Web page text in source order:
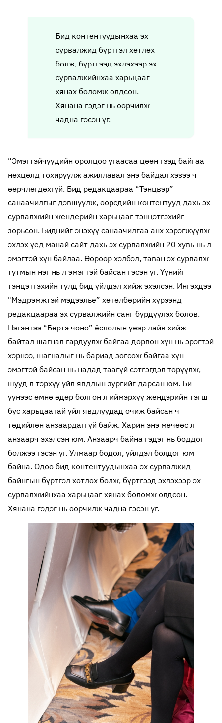
Бид контентуудынхаа эх
сурвалжид бүртгэл хөтлөх
болж, бүртгээд эхлэхээр эх
сурвалжийнхаа харьцааг
хянах боломж олдсон.
Хянана гэдэг нь өөрчилж
чадна гэсэн үг.
“Эмэгтэйчүүдийн оролцоо угаасаа цөөн гээд байгаа
нөхцөлд тохируулж ажиллавал энэ байдал хэзээ ч
өөрчлөгдөхгүй. Бид редакцаараа “Тэнцвэр”
санаачилгыг дэвшүүлж, өөрсдийн контентууд дахь эх
сурвалжийн жендерийн харьцааг тэнцэтгэхийг
зорьсон. Биднийг энэхүү санаачилгаа анх хэрэгжүүлж
эхлэх үед манай сайт дахь эх сурвалжийн 20 хувь нь л
эмэгтэй хүн байлаа. Өөрөөр хэлбэл, таван эх сурвалж
тутмын нэг нь л эмэгтэй байсан гэсэн үг. Үүнийг
тэнцэтгэхийн тулд бид үйлдэл хийж эхэлсэн. Ингэхдээ
"Мэдрэмжтэй мэдээлье” хөтөлбөрийн хүрээнд
редакцаараа эх сурвалжийн санг бүрдүүлэх болов.
Нэгэнтээ “Бөртэ чоно” ёслолын үеэр лайв хийж
байтал шагнал гардуулж байгаа дөрвөн хүн нь эрэгтэй
хэрнээ, шагналыг нь бариад зогсож байгаа хүн
эмэгтэй байсан нь надад таагүй сэтгэгдэл төрүүлж,
шууд л тэрхүү үйл явдлын зургийг дарсан юм. Би
үүнээс өмнө өдөр болгон л иймэрхүү жендэрийн тэгш
бус харьцаатай үйл явдлуудад очиж байсан ч
төдийлөн анзаардаггүй байж. Харин энэ мөчөөс л
анзаарч эхэлсэн юм. Анзаарч байна гэдэг нь боддог
болжээ гэсэн үг. Улмаар бодол, үйлдэл болдог юм
байна. Одоо бид контентуудынхаа эх сурвалжид
байнгын бүртгэл хөтлөх болж, бүртгээд эхлэхээр эх
сурвалжийнхаа харьцааг хянах боломж олдсон.
Хянана гэдэг нь өөрчилж чадна гэсэн үг.